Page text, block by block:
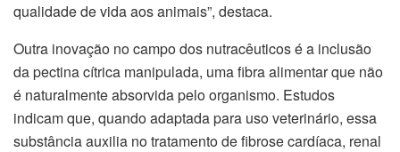
qualidade de vida aos animais”, destaca.
Outra inovação no campo dos nutracêuticos é a inclusão
da pectina cítrica manipulada, uma fibra alimentar que não
é naturalmente absorvida pelo organismo. Estudos
indicam que, quando adaptada para uso veterinário, essa
substância auxilia no tratamento de fibrose cardíaca, renal